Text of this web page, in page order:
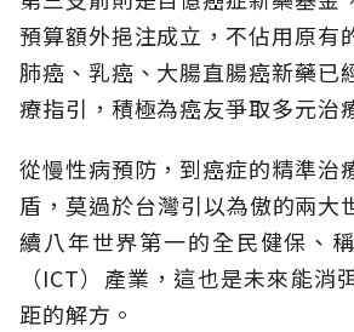
預算額外挹注成立，不佔用原有
肺癌、乳癌、大腸直腸癌新藥已
療指引，積極為癌友爭取多元治
從慢性病預防，到癌症的精準治
盾，莫過於台灣引以為傲的兩
續八年世界第一的全民健保、
（ICT）產業，這也是未來能消
距的解方。